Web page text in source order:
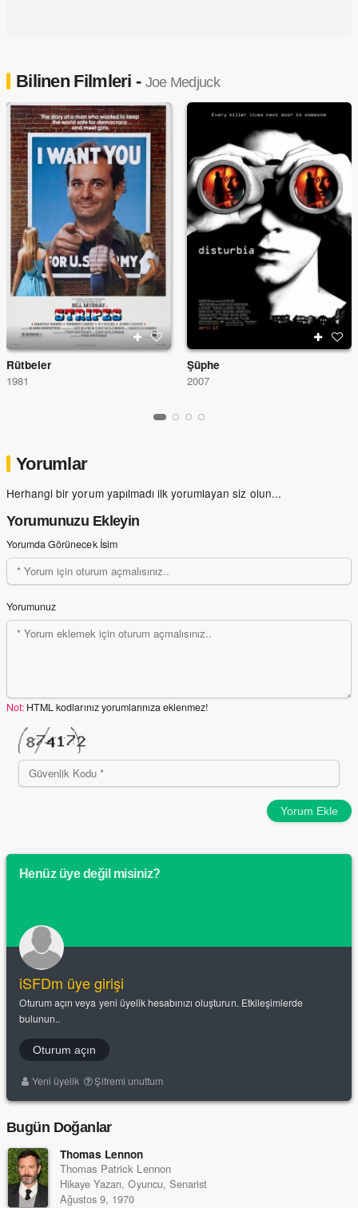
Bilinen Filmleri - Joe Medjuck
Rütbeler
1981
Şüphe
2007
Yorumlar
Herhangi bir yorum yapılmadı ilk yorumlayan siz olun...
Yorumunuzu Ekleyin
Yorumda Görünecek İsim
Yorumunuz
Not: HTML kodlarınız yorumlarınıza eklenmez!
Yorum Ekle
Henüz üye değil misiniz?
iSFDm üye girişi
Oturum açın veya yeni üyelik hesabınızı oluşturun. Etkileşimlerde
bulunun..
Oturum açın
Yeni üyelik Şifremi unuttum
Bugün Doğanlar
Thomas Lennon
Thomas Patrick Lennon
Hikaye Yazarı, Oyuncu, Senarist
Ağustos 9, 1970